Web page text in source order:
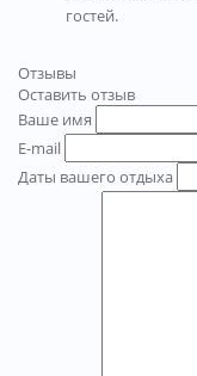
гостей.
Отзывы
Оставить отзыв
Ваше имя
E-mail
Даты вашего отдыха